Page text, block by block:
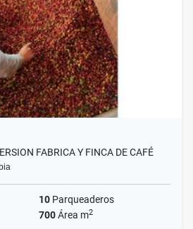
FABRICA Y FINCA DE CAFÉ
10 Parqueaderos
700Área m2